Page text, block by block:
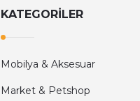
KATEGORİLER
Mobilya & Aksesuar
Market & Petshop